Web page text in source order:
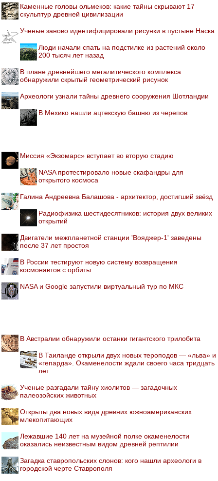
Каменные головы ольмеков: какие тайны скрывают 17
скульптур древней цивилизации
Ученые заново идентифицировали рисунки в пустыне Наска
Люди начали спать на подстилке из растений около
200 тысяч лет назад
В плане древнейшего мегалитического комплекса
обнаружили скрытый геометрический рисунок
Археологи узнали тайны древнего сооружения Шотландии
В Мехико нашли ацтекскую башню из черепов
Миссия «Экзомарс» вступает во вторую стадию
NASA протестировало новые скафандры для
открытого космоса
Галина Андреевна Балашова - архитектор, достигший звёзд
Радиофизика шестидесятников: история двух великих
открытий
Двигатели межпланетной станции 'Вояджер-1' заведены
после 37 лет простоя
В России тестируют новую систему возвращения
космонавтов с орбиты
NASA и Google запустили виртуальный тур по МКС
В Австралии обнаружили останки гигантского трилобита
В Таиланде открыли двух новых тероподов — «льва» и
«гепарда». Окаменелости ждали своего часа тридцать
лет
Ученые разгадали тайну хиолитов — загадочных
палеозойских животных
Открыты два новых вида древних южноамериканских
млекопитающих
Лежавшие 140 лет на музейной полке окаменелости
оказались неизвестным видом древней рептилии
Загадка ставропольских слонов: кого нашли археологи в
городской черте Ставрополя